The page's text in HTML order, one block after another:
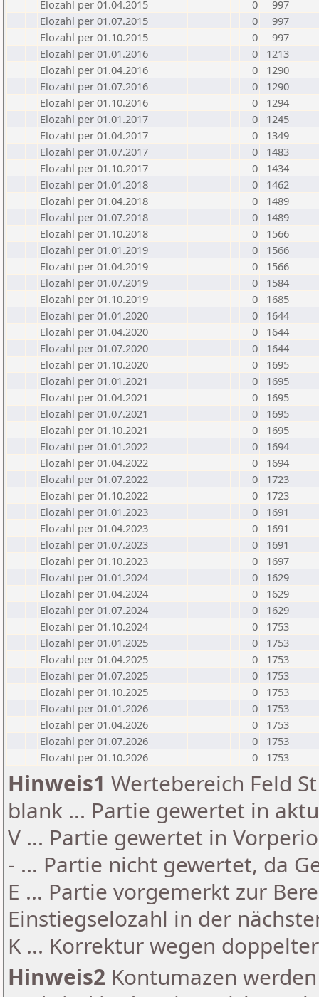
Elozahl per 01.04.2015
0
997
Elozahl per 01.07.2015
0
997
Elozahl per 01.10.2015
0
997
Elozahl per 01.01.2016
0
1213
Elozahl per 01.04.2016
0
1290
Elozahl per 01.07.2016
0
1290
Elozahl per 01.10.2016
0
1294
Elozahl per 01.01.2017
0
1245
Elozahl per 01.04.2017
0
1349
Elozahl per 01.07.2017
0
1483
Elozahl per 01.10.2017
0
1434
Elozahl per 01.01.2018
0
1462
Elozahl per 01.04.2018
0
1489
Elozahl per 01.07.2018
0
1489
Elozahl per 01.10.2018
0
1566
Elozahl per 01.01.2019
0
1566
Elozahl per 01.04.2019
0
1566
Elozahl per 01.07.2019
0
1584
Elozahl per 01.10.2019
0
1685
Elozahl per 01.01.2020
0
1644
Elozahl per 01.04.2020
0
1644
Elozahl per 01.07.2020
0
1644
Elozahl per 01.10.2020
0
1695
Elozahl per 01.01.2021
0
1695
Elozahl per 01.04.2021
0
1695
Elozahl per 01.07.2021
0
1695
Elozahl per 01.10.2021
0
1695
Elozahl per 01.01.2022
0
1694
Elozahl per 01.04.2022
0
1694
Elozahl per 01.07.2022
0
1723
Elozahl per 01.10.2022
0
1723
Elozahl per 01.01.2023
0
1691
Elozahl per 01.04.2023
0
1691
Elozahl per 01.07.2023
0
1691
Elozahl per 01.10.2023
0
1697
Elozahl per 01.01.2024
0
1629
Elozahl per 01.04.2024
0
1629
Elozahl per 01.07.2024
0
1629
Elozahl per 01.10.2024
0
1753
Elozahl per 01.01.2025
0
1753
Elozahl per 01.04.2025
0
1753
Elozahl per 01.07.2025
0
1753
Elozahl per 01.10.2025
0
1753
Elozahl per 01.01.2026
0
1753
Elozahl per 01.04.2026
0
1753
Elozahl per 01.07.2026
0
1753
Elozahl per 01.10.2026
0 1753
Hinweis1 Wertebereich Feld
blank ... Partie gewertet in
V ... Partie gewertet in
- ... Partie nicht gewertet, da
E ... Partie vorgemerkt zur
Einstiegselozahl in der
K ... Korrektur wegen
Hinweis2 Kontumazen